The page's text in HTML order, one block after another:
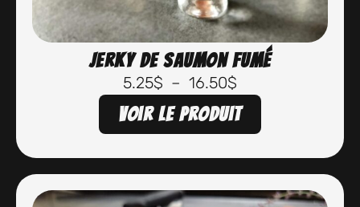
Jerky de saumon fumé
5.25$ – 16.50$
Voir le produit